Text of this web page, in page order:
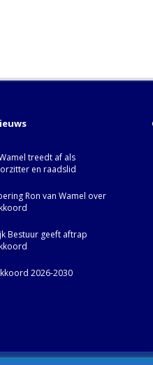
treedt af als
en raadslid
Ron van Wamel over
Bestuur geeft aftrap
2026-2030